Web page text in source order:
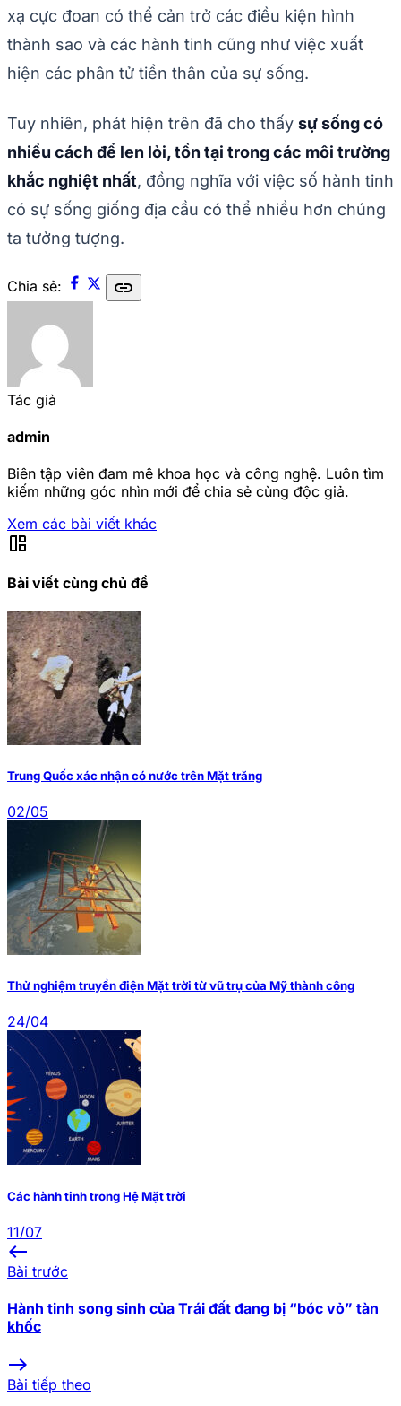
xạ cực đoan có thể cản trở các điều kiện hình
thành sao và các hành tinh cũng như việc xuất
hiện các phân tử tiền thân của sự sống.
Tuy nhiên, phát hiện trên đã cho thấy sự sống có
nhiều cách để len lỏi, tồn tại trong các môi trường
khắc nghiệt nhất, đồng nghĩa với việc số hành tinh
có sự sống giống địa cầu có thể nhiều hơn chúng
ta tưởng tượng.
Chia sẻ: link
Tác giả
admin
Biên tập viên đam mê khoa học và công nghệ. Luôn tìm
kiếm những góc nhìn mới để chia sẻ cùng độc giả.
Xem các bài viết khác
auto_awesome_mosaic
Bài viết cùng chủ đề
Trung Quốc xác nhận có nước trên Mặt trăng
02/05
Thử nghiệm truyền điện Mặt trời từ vũ trụ của Mỹ thành công
24/04
Các hành tinh trong Hệ Mặt trời
11/07
west
Bài trước
Hành tinh song sinh của Trái đất đang bị “bóc vỏ” tàn
khốc
east
Bài tiếp theo